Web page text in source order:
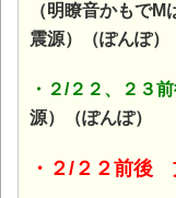
（明瞭音かもで
震源）（ぽんぽ）
・２/２２、２３
源）（ぽんぽ）
・２/２２前後